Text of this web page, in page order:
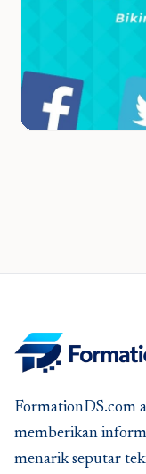
FormationDS.com
memberikan
menarik seputar